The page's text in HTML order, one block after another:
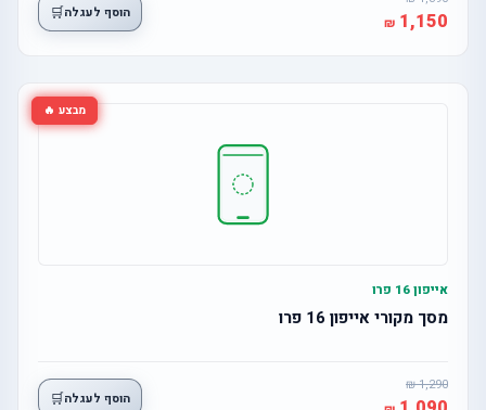
1,150 הוסף לעגלה🛒
מבצע 🔥
אייפון 16 פרו
מסך מקורי אייפון 16 פרו
1,290
הוסף לעגלה🛒